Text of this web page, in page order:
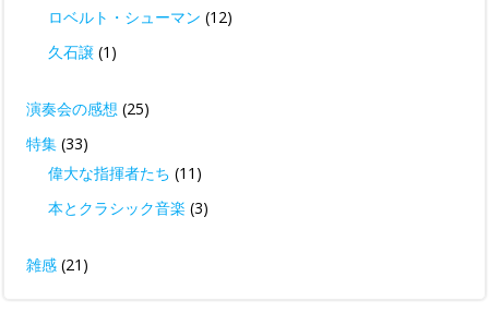
ロベルト・シューマン (12)
久石譲 (1)
演奏会の感想 (25)
特集 (33)
偉大な指揮者たち (11)
本とクラシック音楽 (3)
雑感 (21)